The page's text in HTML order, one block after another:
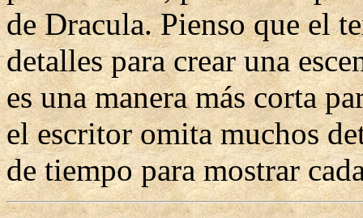
de Dracula. Pienso que el
detalles para crear una
es una manera más corta
el escritor omita muchos
de tiempo para mostrar